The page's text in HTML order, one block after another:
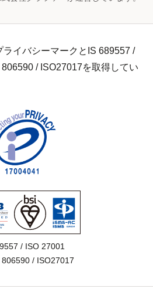
イバシーマークとIS 689557 /
/ ISO27017を取得してい
/ ISO 27001
/ ISO27017